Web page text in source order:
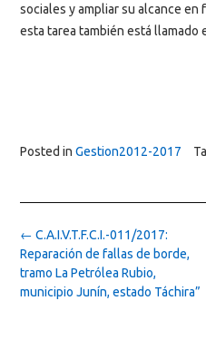
sociales y ampliar su alcance
esta tarea también está llamado
Posted in Gestion2012-2017
Post
navigation
← C.A.I.V.T.F.C.I.-011/2017:
Reparación de fallas de borde,
tramo La Petrólea Rubio,
municipio Junín, estado Táchira”